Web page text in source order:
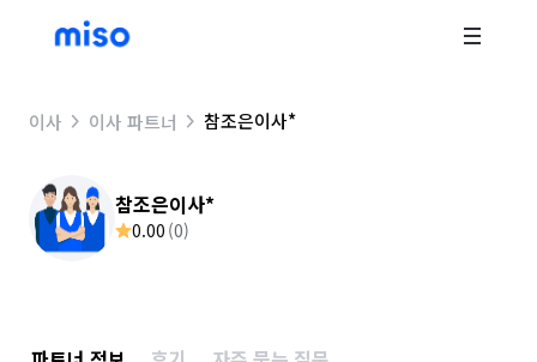
이사 이사 파트너 참조은이사*
참조은이사*
0.00 (0)